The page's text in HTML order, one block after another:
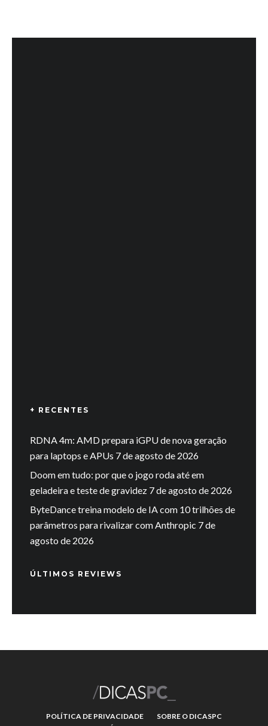
+ RECENTES
RDNA 4m: AMD prepara iGPU de nova geração
para laptops e APUs 7 de agosto de 2026
Doom em tudo: por que o jogo roda até em
geladeira e teste de gravidez 7 de agosto de 2026
ByteDance treina modelo de IA com 10 trilhões de
parâmetros para rivalizar com Anthropic 7 de
agosto de 2026
ÚLTIMOS REVIEWS
POLÍTICA DE PRIVACIDADE
SOBRE O DICASPC